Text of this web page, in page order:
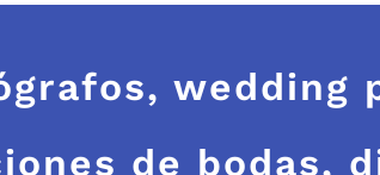
wedding
de bodas,